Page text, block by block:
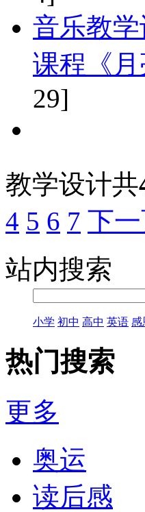
音乐教
课程《
29]
教学设计共
4 5 6 7 下
站内搜索
小学 初中 高中 英语 感
热门搜索
更多
奥运
读后感